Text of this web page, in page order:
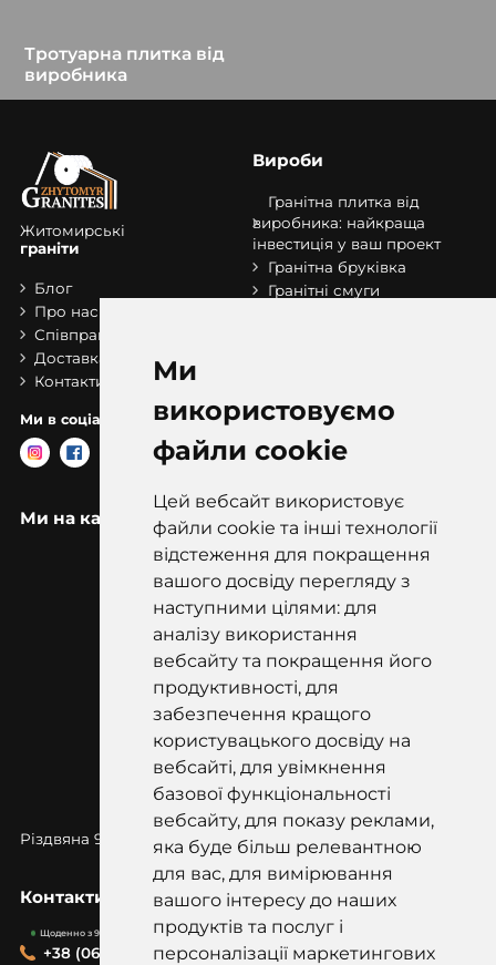
Ми
використовуємо
файли cookie
Цей вебсайт використовує
файли cookie та інші технології
відстеження для покращення
вашого досвіду перегляду з
наступними цілями: для
аналізу використання
вебсайту та покращення його
продуктивності, для
забезпечення кращого
користувацького досвіду на
вебсайті, для увімкнення
базової функціональності
вебсайту, для показу реклами,
яка буде більш релевантною
для вас, для вимірювання
вашого інтересу до наших
продуктів та послуг і
персоналізації маркетингових
Тротуарна плитка від
виробника
Житомирські
граніти
Блог
Про нас
Співпраця
Доставка та оплата
Контакти
Ми в соціальних мережах:
Вироби
Гранітна плитка від
виробника: найкраща
інвестиція у ваш проект
Гранітна бруківка
Гранітні смуги
Ми на карті
Різдвяна 97к, Коростишів, Житомирська
Контакти
Щоденно з 9:00-19:00
+38 (067) 418-20-20